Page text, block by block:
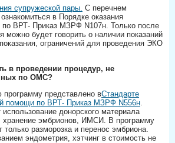
супружеской пары. С перечнем
в Порядке оказания
ВРТ- Приказ МЗРФ N107н. Только после
можно будет говорить о наличии показаний
ограничений для проведения ЭКО
в проведении процедур, не
по ОМС?⠀
программу представлено вСтандарте
помощи по ВРТ- Приказ МЗРФ N556н
донорского материала
хранение эмбрионов, ИМСИ. В программу
только разморозка и перенос эмбриона.
эндометрия, хэтчинг в стоимость не